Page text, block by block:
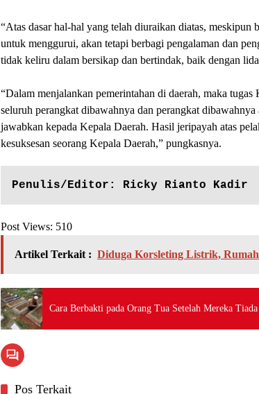
“Atas dasar hal-hal yang telah diuraikan diatas,
untuk menggurui, akan tetapi berbagi pengalaman dan
tidak keliru dalam bersikap dan bertindak, baik dengan
“Dalam menjalankan pemerintahan di daerah, maka
seluruh perangkat dibawahnya dan perangkat
jawabkan kepada Kepala Daerah. Hasil jeripayah atas
kesuksesan seorang Kepala Daerah,” pungkasnya.
Penulis/Editor: Ricky Rianto Kadir
Post Views: 510
Artikel Terkait : Diduga Korsleting Listrik,
Cara Berbakti pada Orang Tua Setelah Mereka Tiada
Pos Terkait